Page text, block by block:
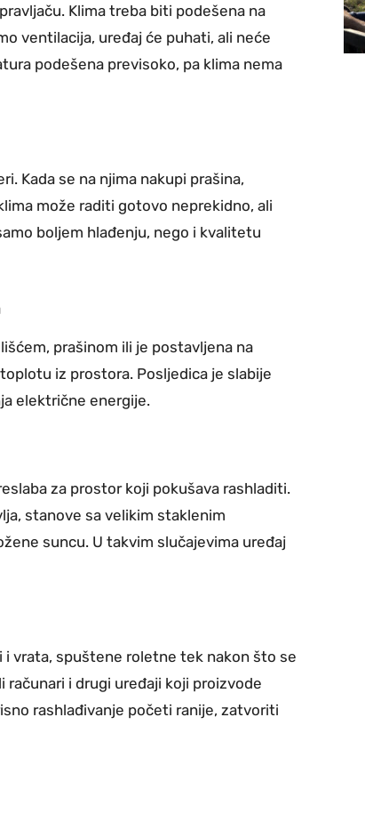
Klima treba biti podešena na
ventilacija, uređaj će puhati, ali neće
podešena previsoko, pa klima nema
Kada se na njima nakupi prašina,
može raditi gotovo neprekidno, ali
boljem hlađenju, nego i kvalitetu
prašinom ili je postavljena na
iz prostora. Posljedica je slabije
električne energije.
za prostor koji pokušava rashladiti.
stanove sa velikim staklenim
suncu. U takvim slučajevima uređaj
i vrata, spuštene roletne tek nakon što se
i drugi uređaji koji proizvode
rashlađivanje početi ranije, zatvoriti